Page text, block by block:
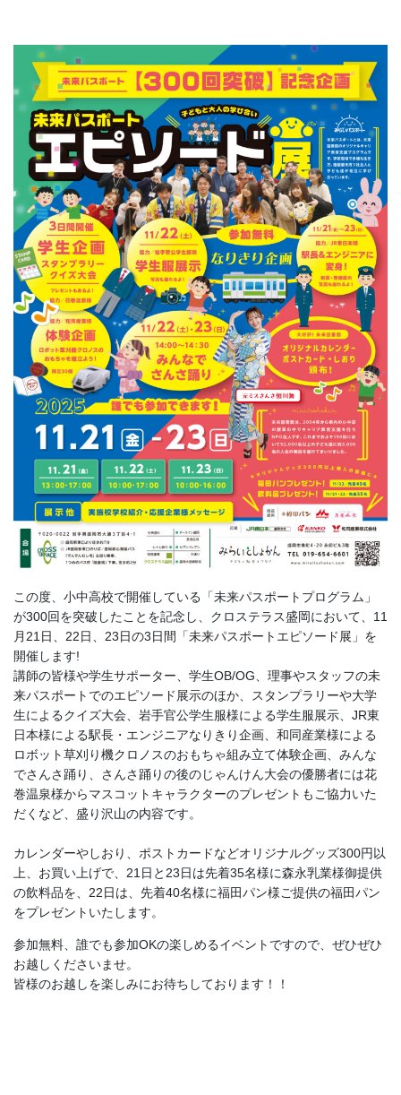
この度、小中高校で開催している「未来パスポートプログラム」
が300回を突破したことを記念し、クロステラス盛岡において、11
月21日、22日、23日の3日間「未来パスポートエピソード展」を
開催します!
講師の皆様や学生サポーター、学生OB/OG、理事やスタッフの未
来パスポートでのエピソード展示のほか、スタンプラリーや大学
生によるクイズ大会、岩手官公学生服様による学生服展示、JR東
日本様による駅長・エンジニアなりきり企画、和同産業様による
ロボット草刈り機クロノスのおもちゃ組み立て体験企画、みんな
でさんさ踊り、さんさ踊りの後のじゃんけん大会の優勝者には花
巻温泉様からマスコットキャラクターのプレゼントもご協力いた
だくなど、盛り沢山の内容です。
カレンダーやしおり、ポストカードなどオリジナルグッズ300円以
上、お買い上げで、21日と23日は先着35名様に森永乳業様御提供
の飲料品を、22日は、先着40名様に福田パン様ご提供の福田パン
をプレゼントいたします。
参加無料、誰でも参加OKの楽しめるイベントですので、ぜひぜひ
お越しくださいませ。
皆様のお越しを楽しみにお待ちしております！！